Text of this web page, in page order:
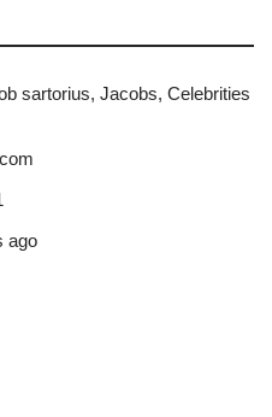
sartorius, Jacobs, Celebrities
ago